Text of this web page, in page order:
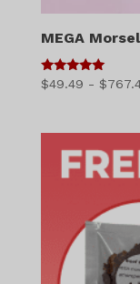
MEGA
5
de 5
$49.49 - $